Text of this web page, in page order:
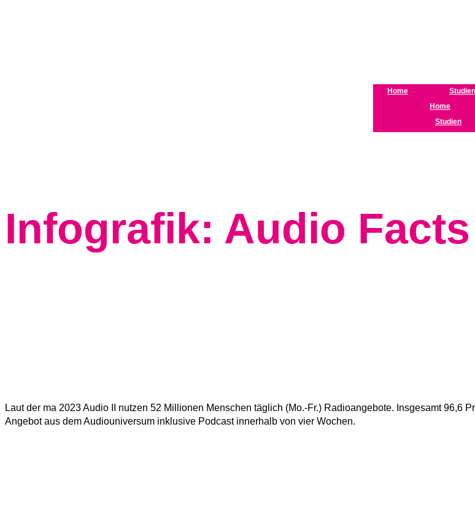
Home
Home
Studien
Infografik: Audio Facts
Laut der ma 2023 Audio II nutzen 52 Millionen Menschen täglich (Mo.-Fr.) Radioangebote. Insgesamt 96,6
Angebot aus dem Audiouniversum inklusive Podcast innerhalb von vier Wochen.